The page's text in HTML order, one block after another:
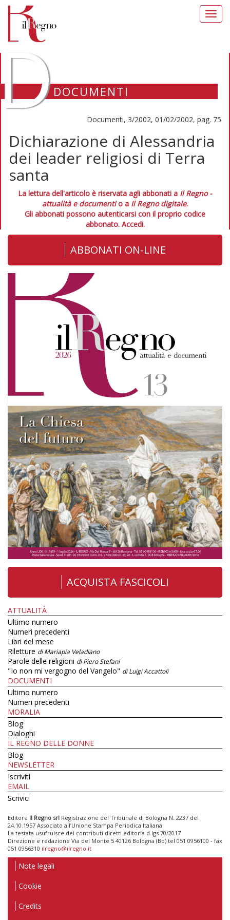
DOCUMENTI
Documenti, 3/2002, 01/02/2002, pag. 75
Dichiarazione di Alessandria
dei leader religiosi di Terra
santa
La lettura dell'articolo è riservata agli abbonati a Il Regno -
attualità e documentio a Il Regno digitale.
Gli abbonati possono autenticarsi con il proprio codice
abbonato. Accedi.
ABBONATI ON-LINE
ACQUISTA FASCICOLI
ATTUALITÀ
Ultimo numero
Numeri precedenti
Libri del mese
Riletture di Mariapia Veladiano
Parole delle religioni di Piero Stefani
"Io non mi vergogno del Vangelo" di Luigi Accattoli
DOCUMENTI
Ultimo numero
Numeri precedenti
MORALIA
Blog
Dialoghi
IL REGNO DELLE DONNE
Blog
NEWSLETTER
Iscriviti
EMAIL
Scrivici
Editore Il Regno srl Registrazione del Tribunale di Bologna N. 2237 del
24.10.1957 Associato all’Unione Stampa Periodica Italiana
La testata usufruisce dei contributi diretti editoria d.lgs 70/2017
Direzione e redazione Via del Monte 5 40126 Bologna (Bo) tel 051 0956100 - fax
051 0956310 ilregno@ilregno.it
Note legali
Cookie
Credits